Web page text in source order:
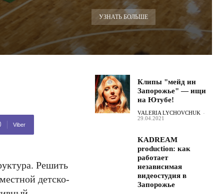
УЗНАТЬ БОЛЬШЕ
Viber
Решить
детско-
Клипы "мейд ин
Запорожье" — ищи
на Ютубе!
VALERIA LYCHOVCHUK -
29.04.2021
KADREAM
production: как
работает
независимая
видеостудия в
Запорожье